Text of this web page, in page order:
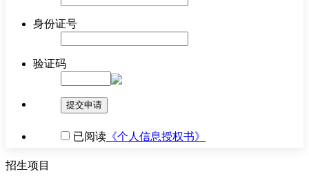
身份证号
验证码
提交申请
已阅读 《个人信息授权书》
招生项目